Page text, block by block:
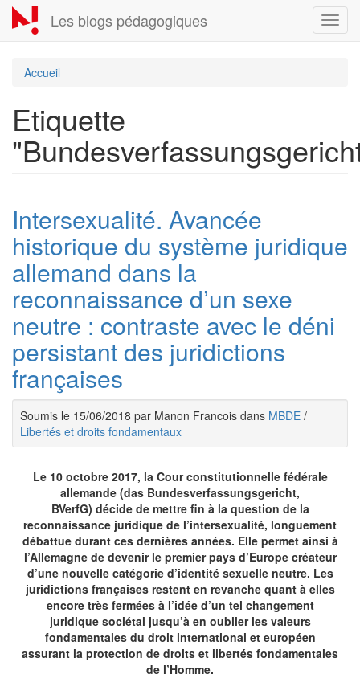
Aller
au
contenu
Les blogs pédagogiques
Accueil
Etiquette
Intersexualité. Avancée
historique du système juridique
allemand dans la
reconnaissance d’un sexe
neutre : contraste avec le déni
persistant des juridictions
françaises
Soumis le 15/06/2018 par Manon Francois dans MBDE /
Libertés et droits fondamentaux
Le 10 octobre 2017, la Cour constitutionnelle fédérale
allemande (das Bundesverfassungsgericht,
BVerfG) décide de mettre fin à la question de la
reconnaissance juridique de l’intersexualité, longuement
débattue durant ces dernières années. Elle permet ainsi à
l’Allemagne de devenir le premier pays d’Europe créateur
d’une nouvelle catégorie d’identité sexuelle neutre. Les
juridictions françaises restent en revanche quant à elles
encore très fermées à l’idée d’un tel changement
juridique sociétal jusqu’à en oublier les valeurs
fondamentales du droit international et européen
assurant la protection de droits et libertés fondamentales
de l’Homme.